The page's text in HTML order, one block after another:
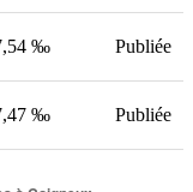
‰ Publiée
‰ Publiée